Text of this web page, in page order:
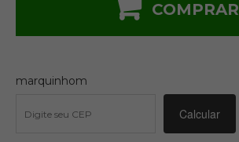
COMPRAR
marquinhom